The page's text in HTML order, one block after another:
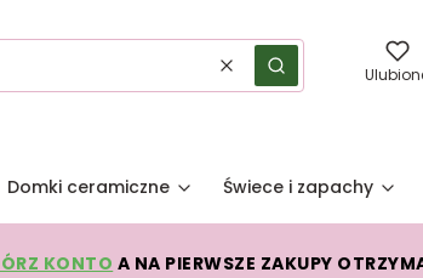
WyczyśćSzukaj
Domki ceramiczne Świece i zapachy
KONTO A NA PIERWSZE ZAKUPY